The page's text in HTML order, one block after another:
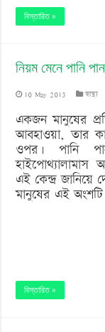
বিস্তারিত »
নিয়ম মেনে পানি
10 May 2013 স্বাস্থ্য
একজন মানুষের
আবহাওয়া, তার
ওপর। পানি
হাইপোথ্যালামাস
এই কেন্দ্র
মানুষের এই
বিস্তারিত »